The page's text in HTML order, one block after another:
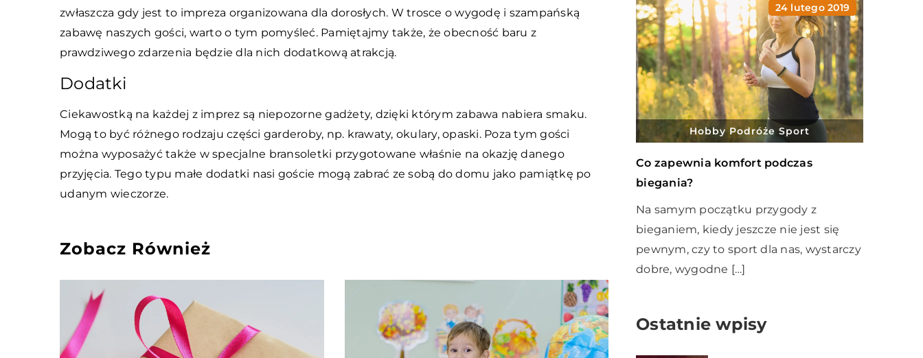
zwłaszcza gdy jest to impreza organizowana dla dorosłych. W trosce o wygodę i szampańską
zabawę naszych gości, warto o tym pomyśleć. Pamiętajmy także, że obecność baru z
prawdziwego zdarzenia będzie dla nich dodatkową atrakcją.
Dodatki
Ciekawostką na każdej z imprez są niepozorne gadżety, dzięki którym zabawa nabiera smaku.
Mogą to być różnego rodzaju części garderoby, np. krawaty, okulary, opaski. Poza tym gości
można wyposażyć także w specjalne bransoletki przygotowane właśnie na okazję danego
przyjęcia. Tego typu małe dodatki nasi goście mogą zabrać ze sobą do domu jako pamiątkę po
udanym wieczorze.
Zobacz Również
24 lutego 2019
Hobby Podróże Sport
Co zapewnia komfort podczas
biegania?
Na samym początku przygody z
bieganiem, kiedy jeszcze nie jest się
pewnym, czy to sport dla nas, wystarczy
dobre, wygodne […]
Ostatnie wpisy